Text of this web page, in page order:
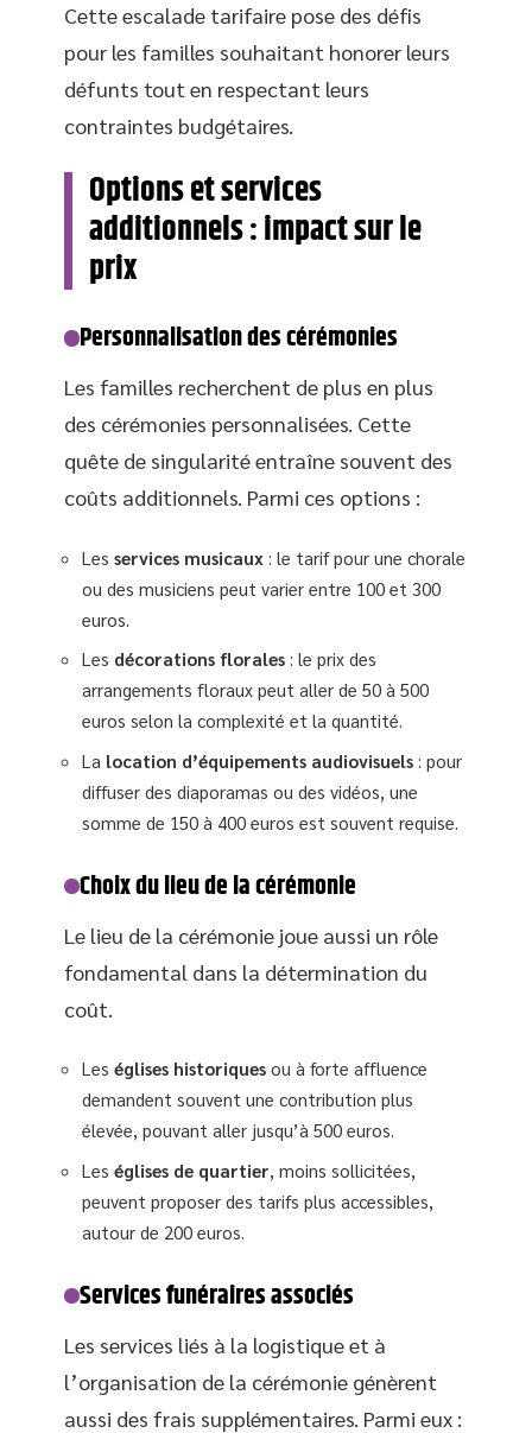
Cette escalade tarifaire pose des défis
pour les familles souhaitant honorer leurs
défunts tout en respectant leurs
contraintes budgétaires.
Options et services
additionnels : impact sur le
prix
Personnalisation des cérémonies
Les familles recherchent de plus en plus
des cérémonies personnalisées. Cette
quête de singularité entraîne souvent des
coûts additionnels. Parmi ces options :
Les services musicaux : le tarif pour une chorale
ou des musiciens peut varier entre 100 et 300
euros.
Les décorations florales : le prix des
arrangements floraux peut aller de 50 à 500
euros selon la complexité et la quantité.
La location d’équipements audiovisuels : pour
diffuser des diaporamas ou des vidéos, une
somme de 150 à 400 euros est souvent requise.
Choix du lieu de la cérémonie
Le lieu de la cérémonie joue aussi un rôle
fondamental dans la détermination du
coût.
Les églises historiques ou à forte affluence
demandent souvent une contribution plus
élevée, pouvant aller jusqu’à 500 euros.
Les églises de quartier , moins sollicitées,
peuvent proposer des tarifs plus accessibles,
autour de 200 euros.
Services funéraires associés
Les services liés à la logistique et à
l’organisation de la cérémonie génèrent
aussi des frais supplémentaires. Parmi eux :